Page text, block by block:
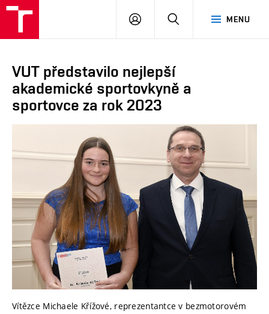
MENU
PŘIHLÁSIT
VUT představilo nejlepší
akademické sportovkyně a
sportovce za rok 2023
Vítězce Michaele Křížové, reprezentantce v bezmotorovém